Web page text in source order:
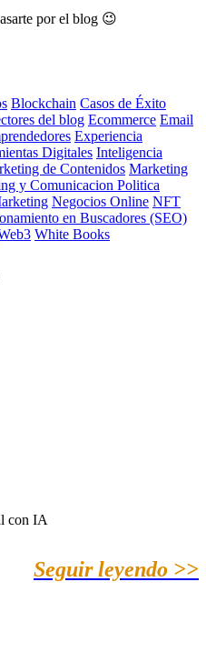
por el blog 😉
Blockchain Casos de Éxito
del blog Ecommerce Email
Experiencia
Digitales Inteligencia
de Contenidos Marketing
y Comunicacion Politica
Negocios Online NFT
en Buscadores (SEO)
White Books
con IA
Seguir leyendo >>